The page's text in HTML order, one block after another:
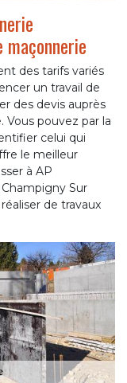
des tarifs variés
un travail de
des devis auprès
Vous pouvez par la
celui qui
le meilleur
à AP
Sur
de travaux